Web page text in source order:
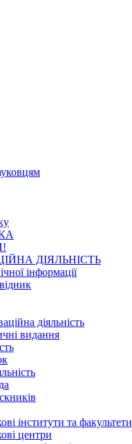
ДІЯЛЬНІСТЬ
інформації
діяльність
видання
інститути та факультети
центри